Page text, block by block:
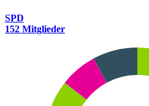
SPD
152 Mitglieder